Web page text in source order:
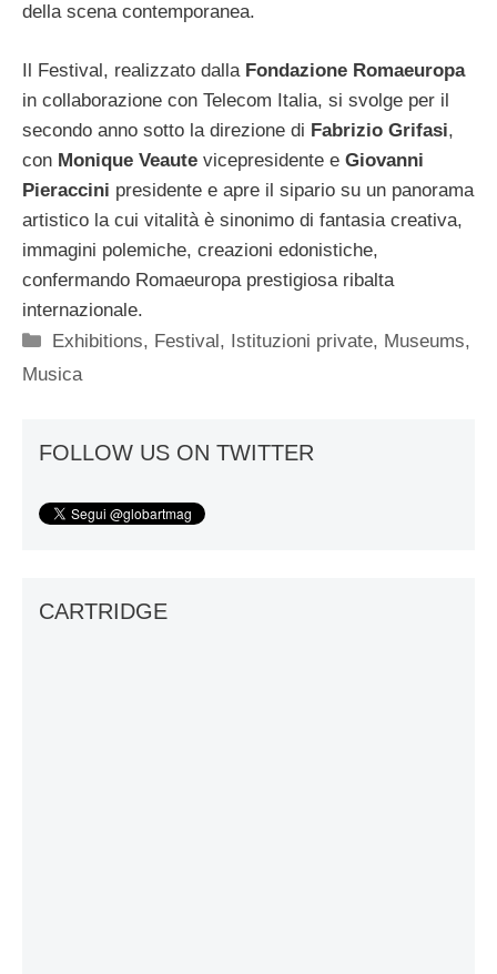
della scena contemporanea.
Il Festival, realizzato dalla Fondazione Romaeuropa
in collaborazione con Telecom Italia, si svolge per il
secondo anno sotto la direzione di Fabrizio Grifasi,
con Monique Veaute vicepresidente e Giovanni
Pieraccini presidente e apre il sipario su un panorama
artistico la cui vitalità è sinonimo di fantasia creativa,
immagini polemiche, creazioni edonistiche,
confermando Romaeuropa prestigiosa ribalta
internazionale.
Categorie
Exhibitions, Festival, Istituzioni private, Museums,
Musica
FOLLOW US ON TWITTER
CARTRIDGE